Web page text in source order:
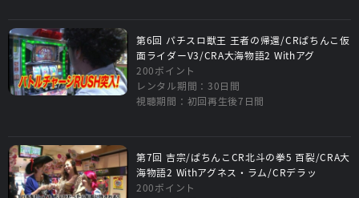
第6回 パチスロ獣王 王者の帰還/CRぱちんこ仮
面ライダーV3/CRA大海物語2 Withアグ
200ポイント
レンタル期間：30日間
視聴期間：初回再生後7日間
第7回 吉宗/ぱちんこCR北斗の拳5 百裂/CRA大
海物語2 Withアグネス・ラム/CRデラッ
200ポイント